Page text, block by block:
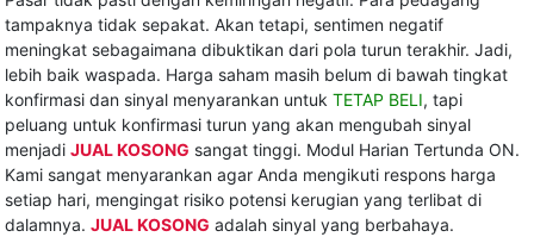
tampaknya tidak sepakat. Akan tetapi, sentimen negatif
meningkat sebagaimana dibuktikan dari pola turun terakhir. Jadi,
lebih baik waspada. Harga saham masih belum di bawah tingkat
konfirmasi dan sinyal menyarankan untuk TETAP BELI, tapi
peluang untuk konfirmasi turun yang akan mengubah sinyal
menjadi JUAL KOSONG sangat tinggi. Modul Harian Tertunda ON.
Kami sangat menyarankan agar Anda mengikuti respons harga
setiap hari, mengingat risiko potensi kerugian yang terlibat di
dalamnya. JUAL KOSONG adalah sinyal yang berbahaya.